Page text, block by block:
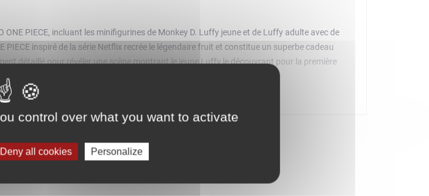
PIECE, incluant les minifigurines de Monkey D. Luffy jeune et de Luffy adulte avec de
inspiré de la série Netflix recrée le légendaire fruit et constitue un superbe cadeau
détaillé pour révéler une scène montrant le jeune Luffy le découvrant pour la première
les fêtes ou une occasion spéciale s'accompagne d'un présentoir avec plaque
construisent en toute confiance avec l'appli LEGO Builder, qui permet de visualiser les
482 pièces.
description complète
control over what you want to activate
Deny all cookies Personalize